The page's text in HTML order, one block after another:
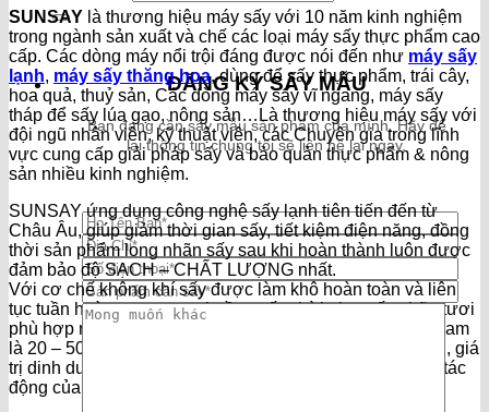
ĐĂNG KÝ SẤY MẪU
Bạn đang cần sấy mẫu sản phẩm của mình. Hãy để
lại thông tin chúng tôi sẽ liên hệ lại ngay.
SUNSAY là thương hiệu máy sấy với 10 năm kinh nghiệm
trong ngành sản xuất và chế các loại máy sấy thực phẩm cao
cấp. Các dòng máy nổi trội đáng được nói đến như máy sấy
lạnh, máy sấy thăng hoa, dùng để sấy thực phẩm, trái cây,
hoa quả, thuỷ sản, Các dòng máy sấy vĩ ngang, máy sấy
tháp để sấy lúa gạo, nông sản…Là thương hiệu máy sấy với
đội ngũ nhân viên, kỹ thuật viên, các Chuyên gia trong lĩnh
vực cung cấp giải pháp sấy và bảo quản thực phẩm & nông
sản nhiều kinh nghiệm.
SUNSAY ứng dụng công nghệ sấy lạnh tiên tiến đến từ
Châu Âu, giúp giảm thời gian sấy, tiết kiệm điện năng, đồng
thời sản phẩm long nhãn sấy sau khi hoàn thành luôn được
đảm bảo độ SẠCH – CHẤT LƯỢNG nhất.
Với cơ chế không khí sấy được làm khô hoàn toàn và liên
tục tuần hoàn trong trong buồng sấy, thời gian sấy nhãn tươi
phù hợp nhất khi sử dụng máy sấy lạnh SUNSAY Việt Nam
là 20 – 50 độ C, giúp cùi nhãn giữ được kết cấu tự nhiên, giá
trị dinh dưỡng không bị biến đổi hoặc mùi vị thay đổi do tác
động của nhiệt độ quá cao.